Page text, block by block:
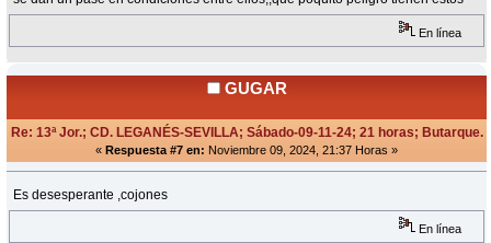
En línea
GUGAR
Re: 13ª Jor.; CD. LEGANÉS-SEVILLA; Sábado-09-11-24; 21 horas; Butarque.
« Respuesta #7 en: Noviembre 09, 2024, 21:37 Horas »
Es desesperante ,cojones
En línea